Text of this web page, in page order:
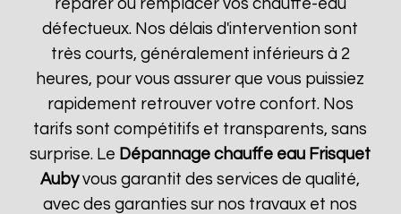
réparer ou remplacer vos chauffe-eau
défectueux. Nos délais d'intervention sont
très courts, généralement inférieurs à 2
heures, pour vous assurer que vous puissiez
rapidement retrouver votre confort. Nos
tarifs sont compétitifs et transparents, sans
surprise. Le Dépannage chauffe eau Frisquet
Aubyvous garantit des services de qualité,
avec des garanties sur nos travaux et nos